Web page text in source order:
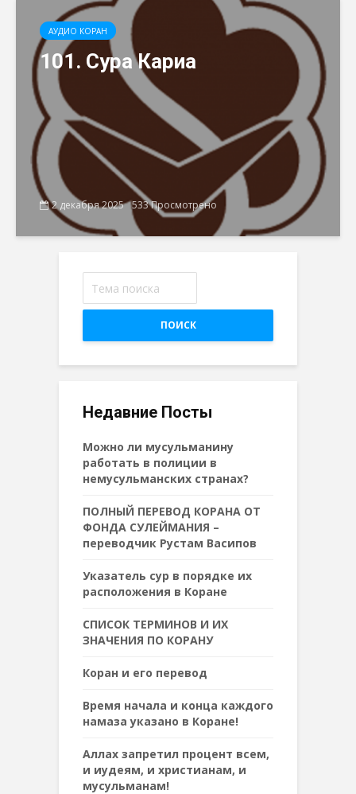
АУДИО КОРАН
101. Сура Кариа
2 декабря 2025 533 Просмотрено
ПОИСК
Недавние Посты
Можно ли мусульманину
работать в полиции в
немусульманских странах?
ПОЛНЫЙ ПЕРЕВОД КОРАНА ОТ
ФОНДА СУЛЕЙМАНИЯ –
переводчик Рустам Васипов
Указатель сур в порядке их
расположения в Коране
СПИСОК ТЕРМИНОВ И ИХ
ЗНАЧЕНИЯ ПО КОРАНУ
Коран и его перевод
Время начала и конца каждого
намаза указано в Коране!
Аллах запретил процент всем,
и иудеям, и христианам, и
мусульманам!